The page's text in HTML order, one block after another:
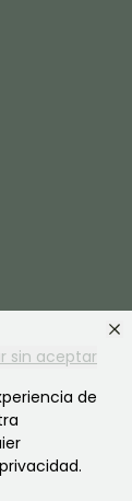
sin aceptar
de